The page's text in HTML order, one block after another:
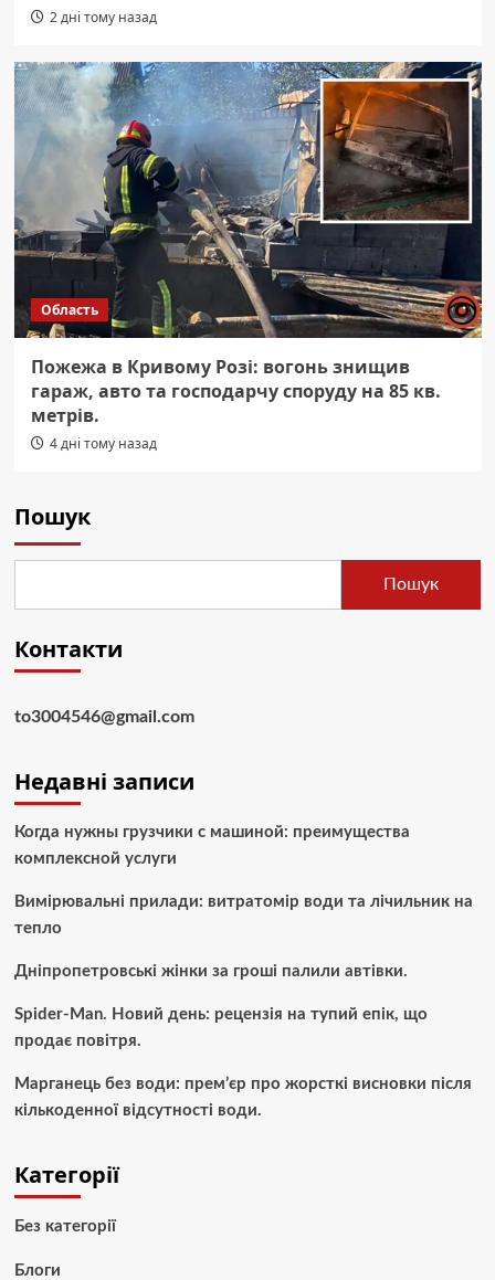
2 дні тому назад
Область
Пожежа в Кривому Розі: вогонь знищив
гараж, авто та господарчу споруду на 85 кв.
метрів.
4 дні тому назад
Пошук
Пошук
Контакти
to3004546@gmail.com
Недавні записи
Когда нужны грузчики с машиной: преимущества
комплексной услуги
Вимірювальні прилади: витратомір води та лічильник на
тепло
Дніпропетровські жінки за гроші палили автівки.
Spider-Man. Новий день: рецензія на тупий епік, що
продає повітря.
Марганець без води: прем’єр про жорсткі висновки після
кількоденної відсутності води.
Категорії
Без категорії
Блоги